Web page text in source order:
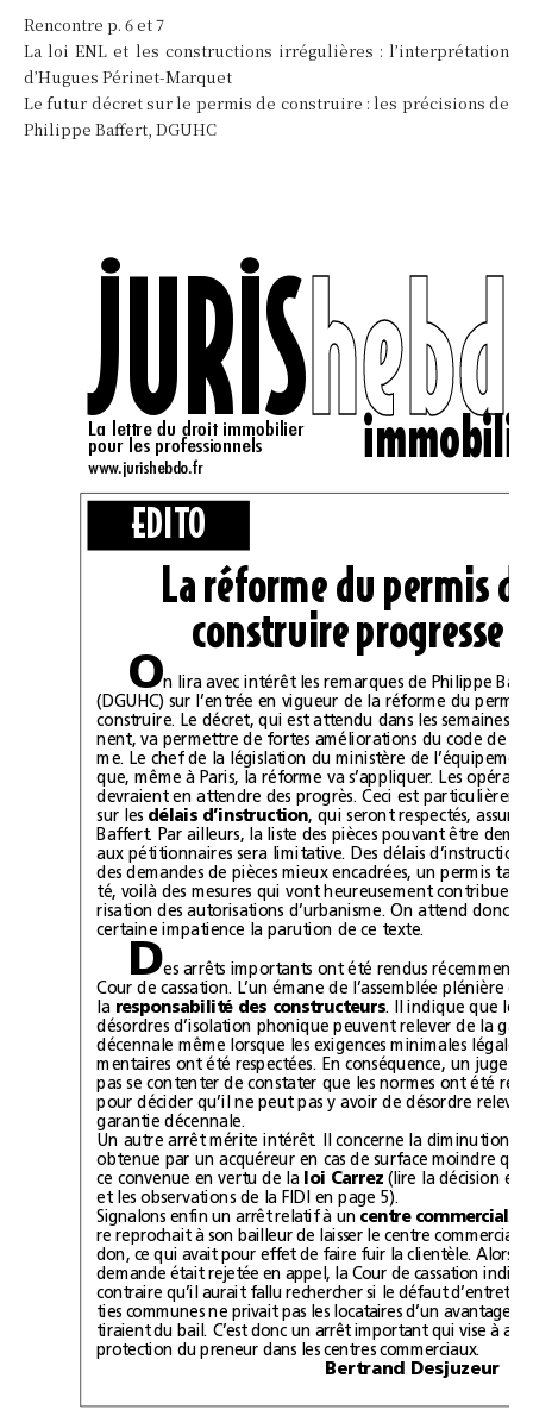
Rencontre p. 6 et 7
La loi ENL et les constructions irrégulières : l’interprétation
d’Hugues Périnet-Marquet
Le futur décret sur le permis de construire : les précisions de
Philippe Baffert, DGUHC
construire progresse
O
délais d’instruction
certaine impatience la parution de ce texte.
D
la responsabilité des constructeurs
garantie décennale.
ce convenue en vertu de la
loi Carrez
et les observations de la FIDI en page5).
Signalons enfin un arrêt relatif à un centre commercial
protection du preneur dans les centres commerciaux.
Bertrand Desjuzeur
JURISh
he
eb
bd
d
La lettre du droit immobilier
pour les professionnels
www.jurishebdo.fr
EDITO
..